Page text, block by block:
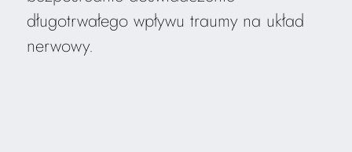
długotrwałego wpływu traumy na układ
nerwowy.